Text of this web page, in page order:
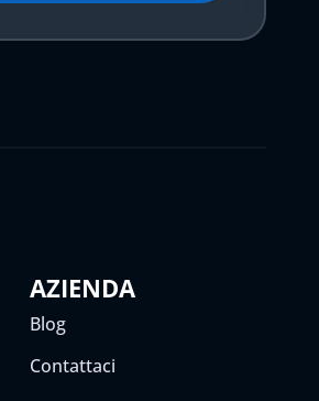
AZIENDA
Blog
Contattaci